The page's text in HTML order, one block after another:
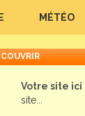
MÉTÉO
Votre site ici
site...